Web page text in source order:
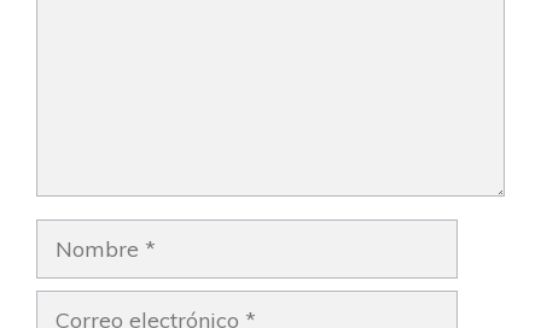
Nombre
Correo